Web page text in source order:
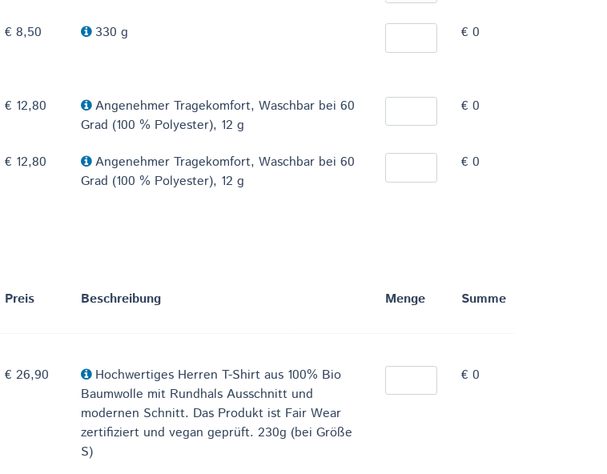
€ 8,50 330 g € 0
€ 12,80
Angenehmer Tragekomfort, Waschbar bei 60
Grad (100 % Polyester), 12 g
€ 0
€ 12,80
Angenehmer Tragekomfort, Waschbar bei 60
Grad (100 % Polyester), 12 g
€ 0
Preis Beschreibung Menge Summe
€ 26,90
Hochwertiges Herren T-Shirt aus 100% Bio
Baumwolle mit Rundhals Ausschnitt und
modernen Schnitt. Das Produkt ist Fair Wear
zertifiziert und vegan geprüft. 230g (bei Größe
S)
€ 0